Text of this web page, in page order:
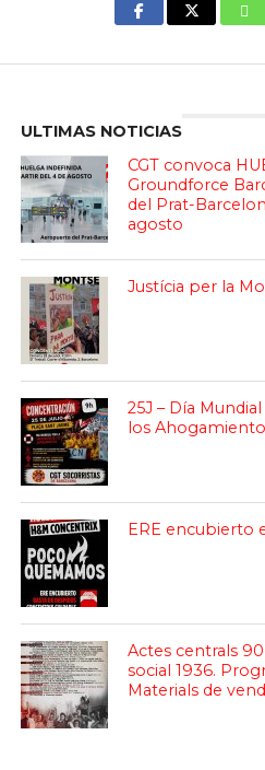
ULTIMAS NOTICIAS
CGT convoca
Groundforce
del Prat-
agosto
Justícia per la
25J – Día
los
ERE encubierto
Actes centrals
social 1936.
Materials de